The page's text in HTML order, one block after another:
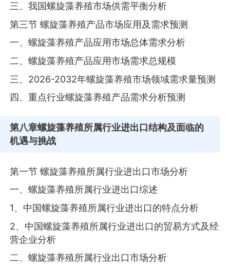
三、我国螺旋藻养殖市场供需平衡分析
第三节 螺旋藻养殖产品市场应用及需求预测
一、螺旋藻养殖产品应用市场总体需求分析
二、螺旋藻养殖产品应用市场需求总规模
三、2026-2032年螺旋藻养殖市场领域需求量预测
四、重点行业螺旋藻养殖产品需求分析预测
第八章螺旋藻养殖所属行业进出口结构及面临的
机遇与挑战
第一节 螺旋藻养殖所属行业进出口市场分析
一、螺旋藻养殖所属行业进出口综述
1、中国螺旋藻养殖所属行业进出口的特点分析
2、中国螺旋藻养殖所属行业进出口的贸易方式及经
营企业分析
二、螺旋藻养殖所属行业出口市场分析